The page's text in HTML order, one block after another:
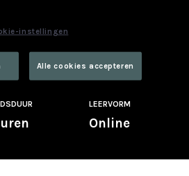
Ik heb een vraag
LEERVORM
Online
instellingen
Alle cookies accepteren